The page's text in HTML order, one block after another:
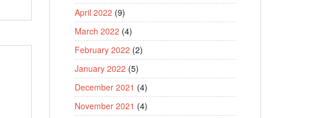
April 2022 (9)
March 2022 (4)
February 2022 (2)
January 2022 (5)
December 2021 (4)
November 2021 (4)